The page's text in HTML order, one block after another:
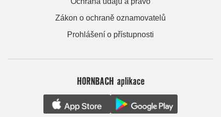
Zákon o ochraně oznamovatelů
Prohlášení o přístupnosti
HORNBACH aplikace